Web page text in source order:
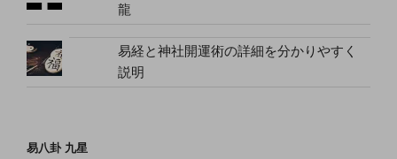
龍
易経と神社開運術の詳細を分かりやすく
説明
易八卦 九星